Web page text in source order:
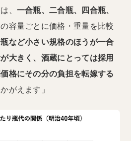
、 一合瓶、二合瓶、四合瓶、
容量ごとに価格・重量を比較
など小さい規格のほうが一合
大きく、酒蔵にとっては採用
格にその分の負担を転嫁する
がえます」